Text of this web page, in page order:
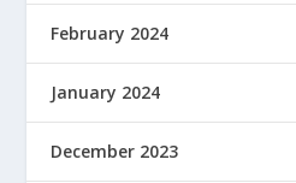
February 2024
January 2024
December 2023